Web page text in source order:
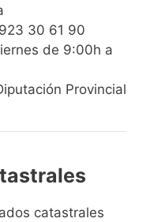
30 61 90
de 9:00h a
Provincial
catastrales